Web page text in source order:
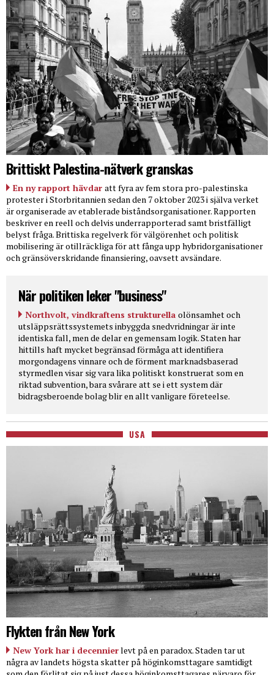
Brittiskt Palestina-nätverk granskas
En ny rapport hävdar att fyra av fem stora pro-palestinska
protester i Storbritannien sedan den 7 oktober 2023 i själva verket
är organiserade av etablerade biståndsorganisationer. Rapporten
beskriver en reell och delvis underrapporterad samt bristfälligt
belyst fråga. Brittiska regelverk för välgörenhet och politisk
mobilisering är otillräckliga för att fånga upp hybridorganisationer
och gränsöverskridande finansiering, oavsett avsändare.
När politiken leker "business"
Northvolt, vindkraftens strukturella olönsamhet och
utsläppsrättssystemets inbyggda snedvridningar är inte
identiska fall, men de delar en gemensam logik. Staten har
hittills haft mycket begränsad förmåga att identifiera
morgondagens vinnare och de förment marknadsbaserad
styrmedlen visar sig vara lika politiskt konstruerat som en
riktad subvention, bara svårare att se i ett system där
bidragsberoende bolag blir en allt vanligare företeelse.
USA
Flykten från New York
New York har i decennierlevt på en paradox. Staden tar ut
några av landets högsta skatter på höginkomsttagare samtidigt